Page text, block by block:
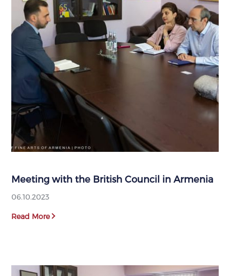
Meeting with the British Council in Armenia
06.10.2023
Read More